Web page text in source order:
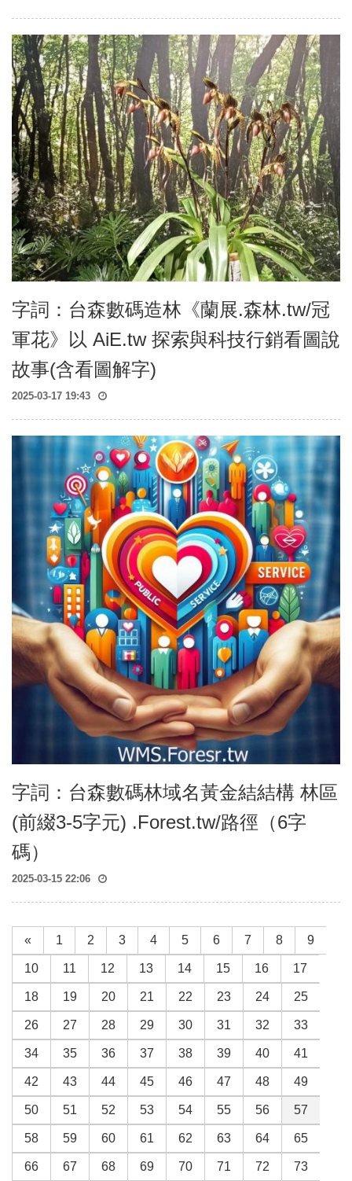
字詞：台森數碼造林《蘭展.森林.tw/冠
軍花》以 AiE.tw 探索與科技行銷看圖說
故事(含看圖解字)
2025-03-17 19:43
字詞：台森數碼林域名黃金結結構 林區
(前綴3-5字元) .Forest.tw/路徑（6字
碼）
2025-03-15 22:06
« 1 2 3 4 5 6 7 8 9
10 11 12 13 14 15 16 17
18 19 20 21 22 23 24 25
26 27 28 29 30 31 32 33
34 35 36 37 38 39 40 41
42 43 44 45 46 47 48 49
50 51 52 53 54 55 56 57
58 59 60 61 62 63 64 65
66 67 68 69 70 71 72 73